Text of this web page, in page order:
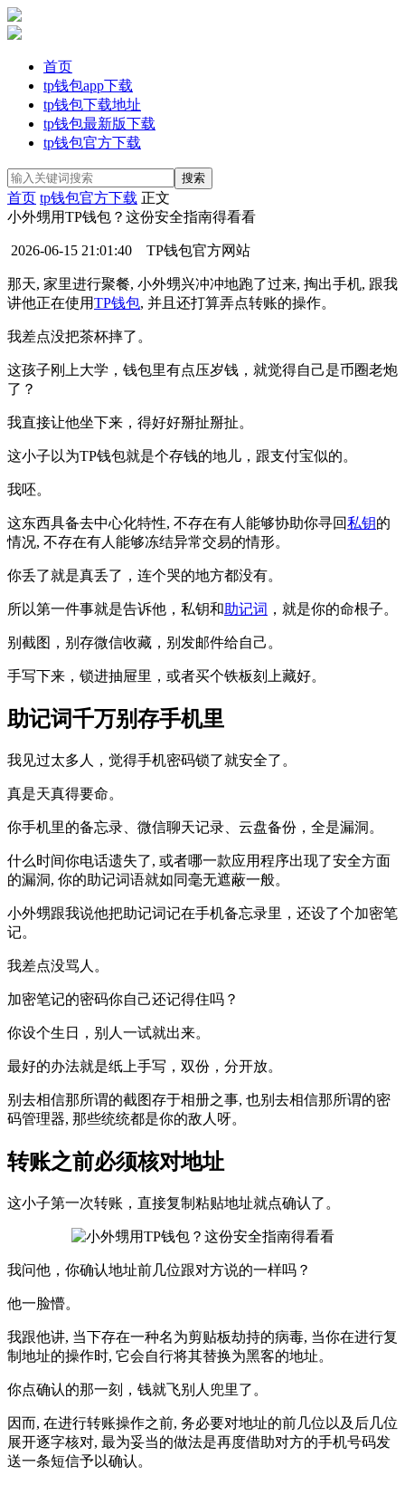
首页
tp钱包app下载
tp钱包下载地址
tp钱包最新版下载
tp钱包官方下载
首页 tp钱包官方下载 正文
小外甥用TP钱包？这份安全指南得看看
2026-06-15 21:01:40 TP钱包官方网站
那天, 家里进行聚餐, 小外甥兴冲冲地跑了过来, 掏出手机, 跟我
讲他正在使用TP钱包, 并且还打算弄点转账的操作。
我差点没把茶杯摔了。
这孩子刚上大学，钱包里有点压岁钱，就觉得自己是币圈老炮
了？
我直接让他坐下来，得好好掰扯掰扯。
这小子以为TP钱包就是个存钱的地儿，跟支付宝似的。
我呸。
这东西具备去中心化特性, 不存在有人能够协助你寻回私钥的
情况, 不存在有人能够冻结异常交易的情形。
你丢了就是真丢了，连个哭的地方都没有。
所以第一件事就是告诉他，私钥和助记词 ，就是你的命根子。
别截图，别存微信收藏，别发邮件给自己。
手写下来，锁进抽屉里，或者买个铁板刻上藏好。
助记词千万别存手机里
我见过太多人，觉得手机密码锁了就安全了。
真是天真得要命。
你手机里的备忘录、微信聊天记录、云盘备份，全是漏洞。
什么时间你电话遗失了, 或者哪一款应用程序出现了安全方面
的漏洞, 你的助记词语就如同毫无遮蔽一般。
小外甥跟我说他把助记词记在手机备忘录里，还设了个加密笔
记。
我差点没骂人。
加密笔记的密码你自己还记得住吗？
你设个生日，别人一试就出来。
最好的办法就是纸上手写，双份，分开放。
别去相信那所谓的截图存于相册之事, 也别去相信那所谓的密
码管理器, 那些统统都是你的敌人呀。
转账之前必须核对地址
这小子第一次转账，直接复制粘贴地址就点确认了。
我问他，你确认地址前几位跟对方说的一样吗？
他一脸懵。
我跟他讲, 当下存在一种名为剪贴板劫持的病毒, 当你在进行复
制地址的操作时, 它会自行将其替换为黑客的地址。
你点确认的那一刻，钱就飞别人兜里了。
因而, 在进行转账操作之前, 务必要对地址的前几位以及后几位
展开逐字核对, 最为妥当的做法是再度借助对方的手机号码发
送一条短信予以确认。